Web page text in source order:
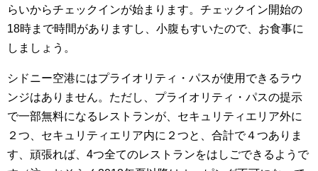
らいからチェックインが始まります。チェックイン開始の
18時まで時間がありますし、小腹もすいたので、お食事に
しましょう。
シドニー空港にはプライオリティ・パスが使用できるラウ
ンジはありません。ただし、プライオリティ・パスの提示
で一部無料になるレストランが、セキュリティエリア外に
２つ、セキュリティエリア内に２つと、合計で４つありま
す、頑張れば、4つ全てのレストランをはしごできるようで